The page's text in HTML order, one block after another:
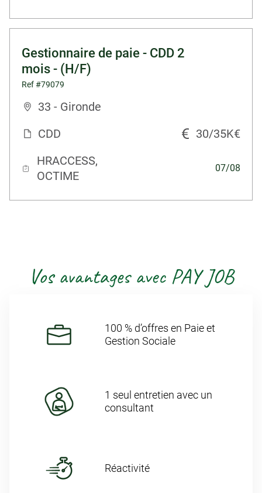
Gestionnaire de paie - CDD 2
mois - (H/F)
Ref #79079
33 - Gironde
CDD
30/35K€
HRACCESS,
OCTIME
07/08
Vos avantages avec PAY JOB
100 % d’offres en Paie et
Gestion Sociale
1 seul entretien avec un
consultant
Réactivité